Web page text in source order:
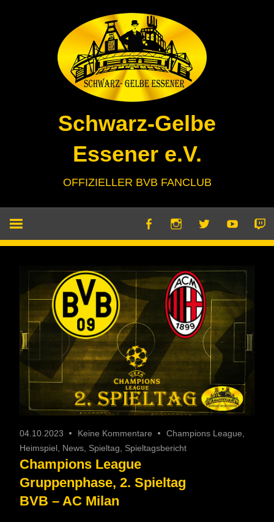
Schwarz-Gelbe
Essener e.V.
OFFIZIELLER BVB FANCLUB
04.10.2023 Keine Kommentare Champions League
Heimspiel News Spieltag Spieltagsbericht
Champions League
Gruppenphase, 2. Spieltag
BVB – AC Milan